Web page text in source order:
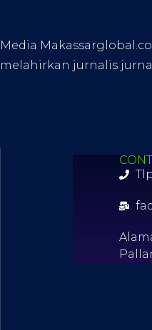
Media
melahirkan jurnalis